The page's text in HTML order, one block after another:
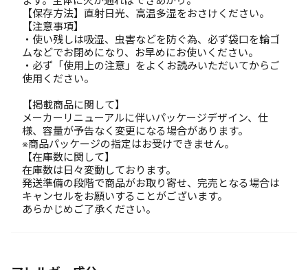
【保存方法】直射日光、高温多湿をおさけください。
【注意事項】
・使い残しは吸湿、虫害などを防ぐ為、必ず袋口を輪ゴ
ムなどでお閉めになり、お早めにお使いください。
・必ず「使用上の注意」をよくお読みいただいてからご
使用ください。
【掲載商品に関して】
メーカーリニューアルに伴いパッケージデザイン、仕
様、容量が予告なく変更になる場合があります。
※商品パッケージの指定はお受けできません。
【在庫数に関して】
在庫数は日々変動しております。
発送準備の段階で商品がお取り寄せ、完売となる場合は
キャンセルをお願いすることがございます。
あらかじめご了承ください。